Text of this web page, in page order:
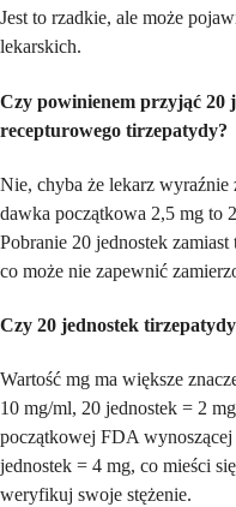
Jest to rzadkie, ale może
lekarskich.
Czy powinienem przyjąć 20
recepturowego tirzepatydy?
Nie, chyba że lekarz wyraźnie
dawka początkowa 2,5 mg to
Pobranie 20 jednostek
co może nie zapewnić
Czy 20 jednostek
Wartość mg ma większe
10 mg/ml, 20 jednostek = 2
początkowej FDA
jednostek = 4 mg, co mieści
weryfikuj swoje stężenie.